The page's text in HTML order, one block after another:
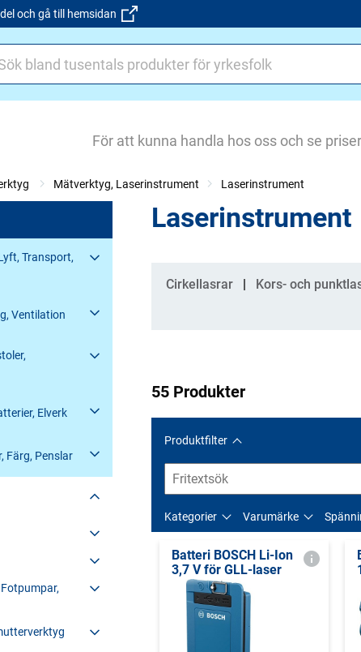
och gå till hemsidan
För att kunna handla hos oss och se
Mätverktyg, Laserinstrument Laserinstrument
Transport,
Ventilation
Elverk
Färg, Penslar
Laserinstrument
Kategorier
Cirkellasrar Kors- och
55 Produkter
Produktfilter
Kategorier Varumärke
Batteri BOSCH Li-Ion
3,7 V för GLL-laser